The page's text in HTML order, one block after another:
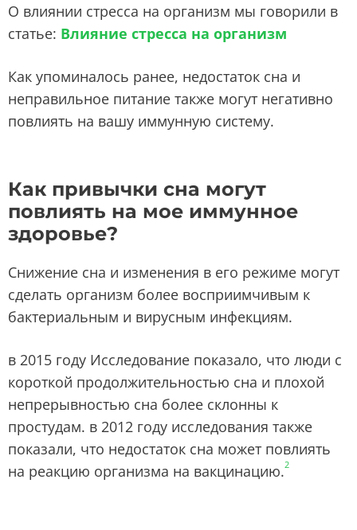
О влиянии стресса на организм мы говорили в
статье: Влияние стресса на организм
Как упоминалось ранее, недостаток сна и
неправильное питание также могут негативно
повлиять на вашу иммунную систему.
Как привычки сна могут
повлиять на мое иммунное
здоровье?
Снижение сна и изменения в его режиме могут
сделать организм более восприимчивым к
бактериальным и вирусным инфекциям.
в 2015 году Исследование показало, что люди с
короткой продолжительностью сна и плохой
непрерывностью сна более склонны к
простудам. в 2012 году исследования также
показали, что недостаток сна может повлиять
на реакцию организма на вакцинацию.2